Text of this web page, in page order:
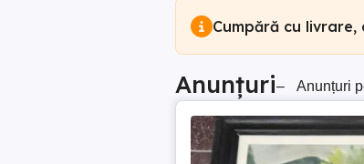
Cumpără cu
Anunțuri– Anunțuri